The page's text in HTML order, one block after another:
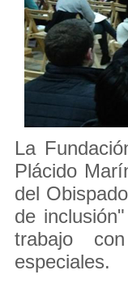
La
Plácido
del
de
trabajo
especiales.